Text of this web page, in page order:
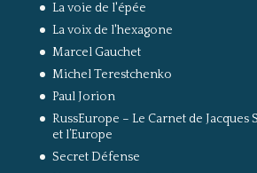
La voie de l'épée
La voix de l'hexagone
Marcel Gauchet
Michel Terestchenko
Paul Jorion
RussEurope – Le Carnet de Jacques
et l’Europe
Secret Défense